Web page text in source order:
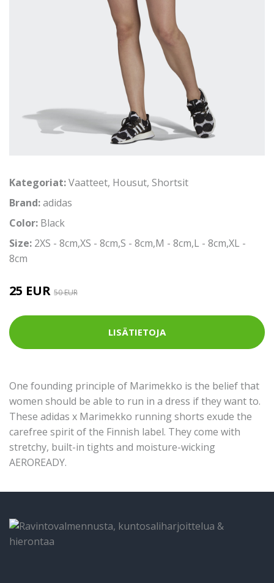
Kategoriat:Vaatteet, Housut, Shortsit
Brand:adidas
Color: Black
Size: 2XS - 8cm,XS - 8cm,S - 8cm,M - 8cm,L - 8cm,XL -
8cm
25 EUR 50 EUR
LISÄTIETOJA
One founding principle of Marimekko is the belief that
women should be able to run in a dress if they want to.
These adidas x Marimekko running shorts exude the
carefree spirit of the Finnish label. They come with
stretchy, built-in tights and moisture-wicking
AEROREADY.